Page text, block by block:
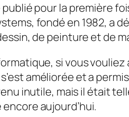
publié pour la première
fondé en 1982,
de peinture et de
si vous
améliorée et a
inutile, mais il était
aujourd’hui.